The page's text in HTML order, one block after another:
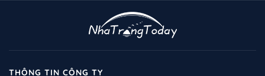
THÔNG TIN CÔNG TY